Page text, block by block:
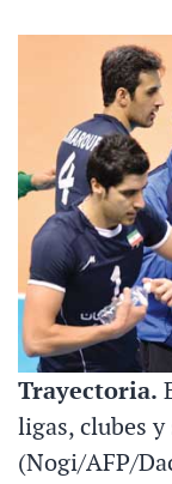
Trayectoria.
ligas, clubes
(Nogi/AFP/